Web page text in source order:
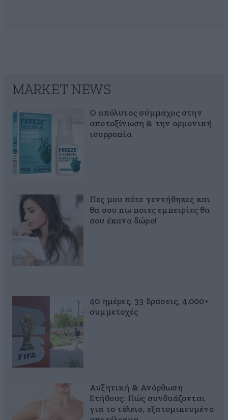
MARKET NEWS
Ο απόλυτος σύμμαχος στην
αποτοξίνωση & την ορμονική
ισορροπία
Πες μου πότε γεννήθηκες και
θα σου πω ποιες εμπειρίες θα
σου έκανα δώρο!
40 ημέρες, 33 δράσεις, 4.000+
συμμετοχές
Αυξητική & Ανόρθωση
Στήθους: Πώς συνδυάζονται
για το τέλειο, εξατομικευμένο